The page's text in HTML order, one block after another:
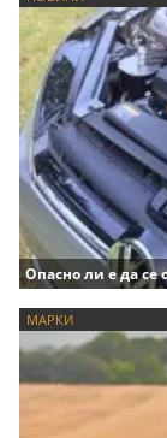
Опасно ли е да се
МАРКИ